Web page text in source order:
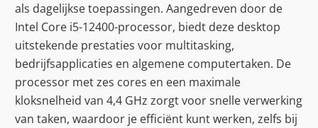
als dagelijkse toepassingen. Aangedreven door de
Intel Core i5-12400-processor, biedt deze desktop
uitstekende prestaties voor multitasking,
bedrijfsapplicaties en algemene computertaken. De
processor met zes cores en een maximale
kloksnelheid van 4,4 GHz zorgt voor snelle verwerking
van taken, waardoor je efficiënt kunt werken, zelfs bij